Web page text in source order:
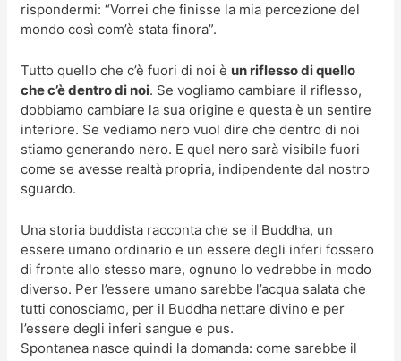
rispondermi: “Vorrei che finisse la mia percezione del
mondo così com’è stata finora”.
Tutto quello che c’è fuori di noi è un riflesso di quello
che c’è dentro di noi. Se vogliamo cambiare il riflesso,
dobbiamo cambiare la sua origine e questa è un sentire
interiore. Se vediamo nero vuol dire che dentro di noi
stiamo generando nero. E quel nero sarà visibile fuori
come se avesse realtà propria, indipendente dal nostro
sguardo.
Una storia buddista racconta che se il Buddha, un
essere umano ordinario e un essere degli inferi fossero
di fronte allo stesso mare, ognuno lo vedrebbe in modo
diverso. Per l’essere umano sarebbe l’acqua salata che
tutti conosciamo, per il Buddha nettare divino e per
l’essere degli inferi sangue e pus.
Spontanea nasce quindi la domanda: come sarebbe il